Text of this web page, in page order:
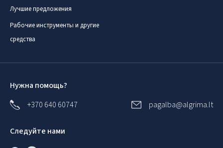
Лучшие предложения
Рабочие инструменты и другие
средства
Нужна помощь?
+370 640 60747
pagalba@algrima.lt
Следуйте нами